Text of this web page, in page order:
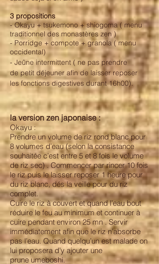
3 propositions
- Okayu + tsukemono + shiogoma ( menu
traditionnel des monastères zen )
- Porridge + compote + granola ( menu
occidental)
- Jeûne intermittent ( ne pas prendre
de petit déjeuner afin de laisser reposer
les fonctions digestives durant 16h00).
la version zen japonaise :
Okayu :
Prendre un volume de riz rond blanc pour
8 volumes d’eau (selon la consistance
souhaitée c’est entre 5 et 8 fois le volume
de riz sec) . Commencer par rincer 10 fois
le riz puis le laisser reposer 1 heure pour
du riz blanc, dés la veille pour du riz
complet.
Cuire le riz à couvert et quand l’eau bout
réduire le feu au minimum et continuer à
cuire pendant environ 25 mn . Servir
immédiatement afin que le riz n’absorbe
pas l’eau. Quand quelqu’un est malade on
lui proposera d’y ajouter une
prune umeboshi.